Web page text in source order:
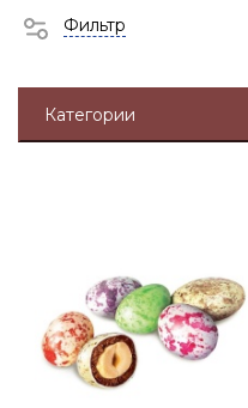
Фильтр
Категории